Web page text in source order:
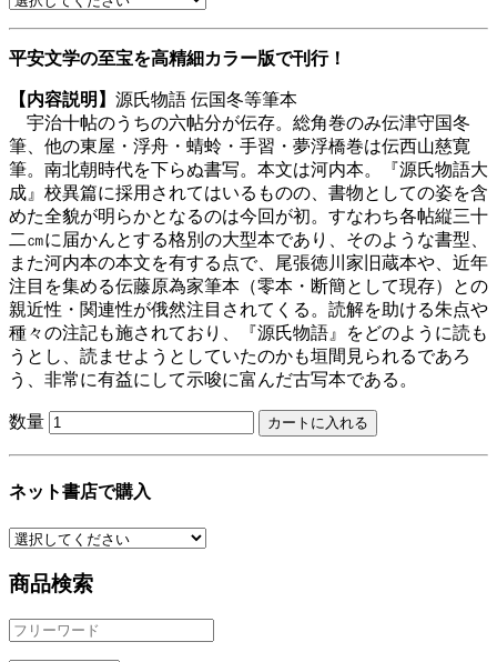
平安文学の至宝を高精細カラー版で刊行！
【内容説明】 源氏物語 伝国冬等筆本
宇治十帖のうちの六帖分が伝存。総角巻のみ伝津守国冬
筆、他の東屋・浮舟・蜻蛉・手習・夢浮橋巻は伝西山慈寛
筆。南北朝時代を下らぬ書写。本文は河内本。『源氏物語大
成』校異篇に採用されてはいるものの、書物としての姿を含
めた全貌が明らかとなるのは今回が初。すなわち各帖縦三十
二㎝に届かんとする格別の大型本であり、そのような書型、
また河内本の本文を有する点で、尾張徳川家旧蔵本や、近年
注目を集める伝藤原為家筆本（零本・断簡として現存）との
親近性・関連性が俄然注目されてくる。読解を助ける朱点や
種々の注記も施されており、『源氏物語』をどのように読も
うとし、読ませようとしていたのかも垣間見られるであろ
う、非常に有益にして示唆に富んだ古写本である。
数量
ネット書店で購入
商品検索